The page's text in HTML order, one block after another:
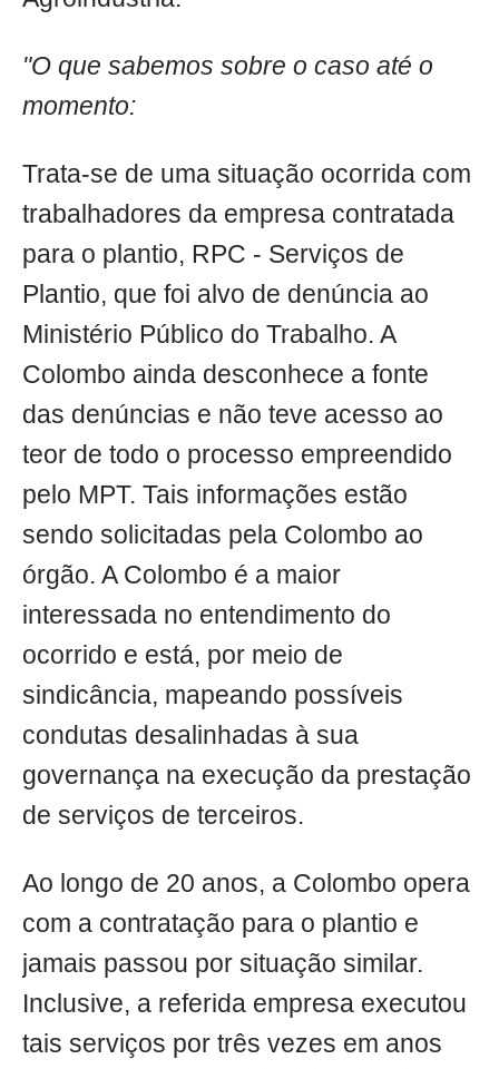
"O que sabemos sobre o caso até o
momento:
Trata-se de uma situação ocorrida com
trabalhadores da empresa contratada
para o plantio, RPC - Serviços de
Plantio, que foi alvo de denúncia ao
Ministério Público do Trabalho. A
Colombo ainda desconhece a fonte
das denúncias e não teve acesso ao
teor de todo o processo empreendido
pelo MPT. Tais informações estão
sendo solicitadas pela Colombo ao
órgão. A Colombo é a maior
interessada no entendimento do
ocorrido e está, por meio de
sindicância, mapeando possíveis
condutas desalinhadas à sua
governança na execução da prestação
de serviços de terceiros.
Ao longo de 20 anos, a Colombo opera
com a contratação para o plantio e
jamais passou por situação similar.
Inclusive, a referida empresa executou
tais serviços por três vezes em anos